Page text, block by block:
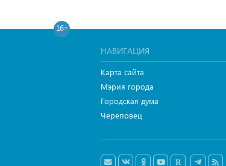
16+
НАВИГАЦИЯ
Карта сайта
Мэрия города
Городская дума
Череповец